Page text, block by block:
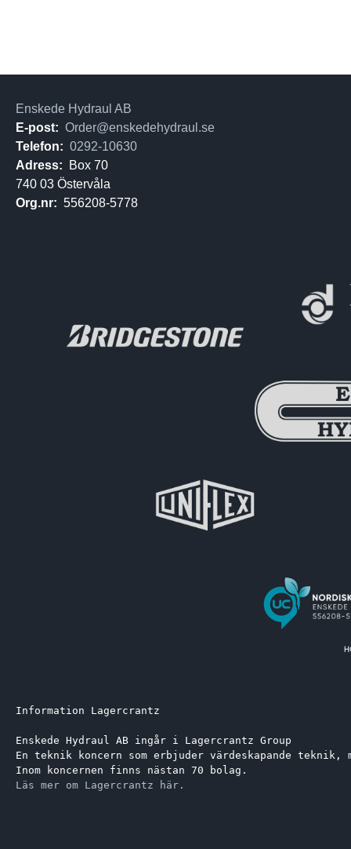
Information Lagercrantz
Enskede Hydraul AB ingår i Lagercrantz Group
En teknik koncern som erbjuder värdeskapande
Inom koncernen finns nästan 70 bolag.
Läs mer om Lagercrantz här.
Enskede Hydraul AB
E-post: Order@enskedehydraul.se
Telefon: 0292-10630
Adress:
Box 70
740 03 Östervåla
Org.nr: 556208-5778